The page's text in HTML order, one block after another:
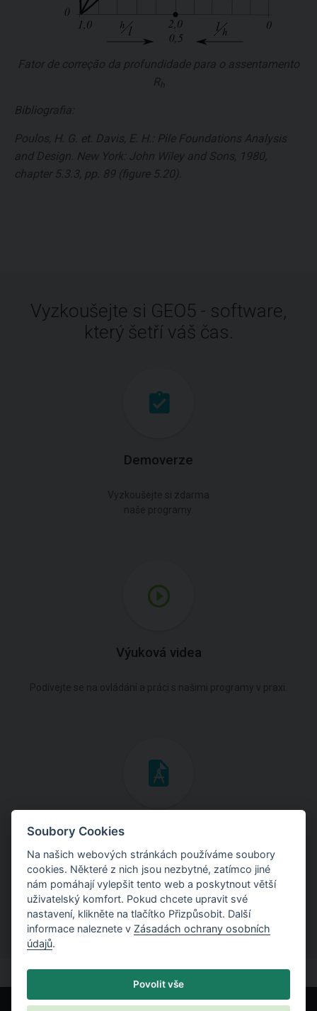
Fator de correção da profundidade para o assentamento
Rh
Bibliografia:
Poulos, H. G. et. Davis, E. H.: Pile Foundations Analysis
and Design. New York: John Wiley and Sons, 1980,
chapter 5.3.3, pp. 89 (figure 5.20).
Vyzkoušejte si GEO5 - software,
který šetří váš čas.
Demoverze
Výuková videa
Inženýrské manuály
Stáhněte si manuály s teoretickými i praktickými ukázkami
použití programů.
Soubory Cookies
Na našich webových stránkách používáme soubory
cookies. Některé z nich jsou nezbytné, zatímco jiné
nám pomáhají vylepšit tento web a poskytnout větší
uživatelský komfort. Pokud chcete upravit své
nastavení, klikněte na tlačítko Přizpůsobit. Další
informace naleznete v Zásadách ochrany osobních
údajů.
Povolit vše